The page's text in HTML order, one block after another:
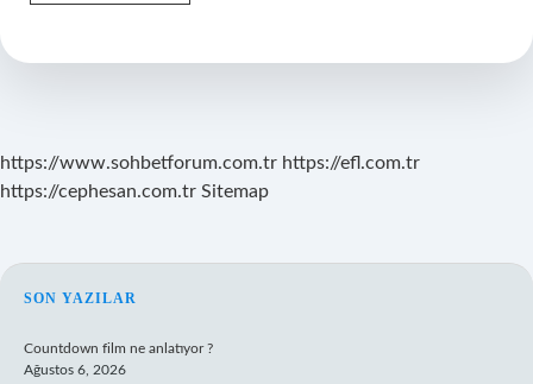
Isiklari
Olur
https://www.sohbetforum.com.tr https://efl.com.tr
https://cephesan.com.tr Sitemap
SIDEBAR
SON YAZILAR
Countdown film ne anlatıyor ?
Ağustos 6, 2026